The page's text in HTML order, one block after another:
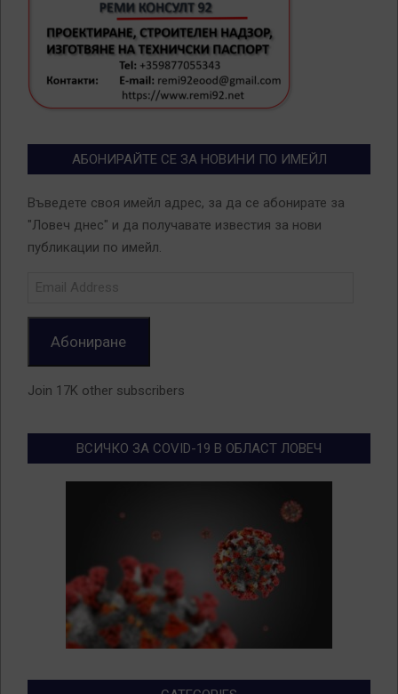
АБОНИРАЙТЕ СЕ ЗА НОВИНИ ПО ИМЕЙЛ
Въведете своя имейл адрес, за да се абонирате за
"Ловеч днес" и да получавате известия за нови
публикации по имейл.
Абониране
Join 17K other subscribers
ВСИЧКО ЗА COVID-19 В ОБЛАСТ ЛОВЕЧ